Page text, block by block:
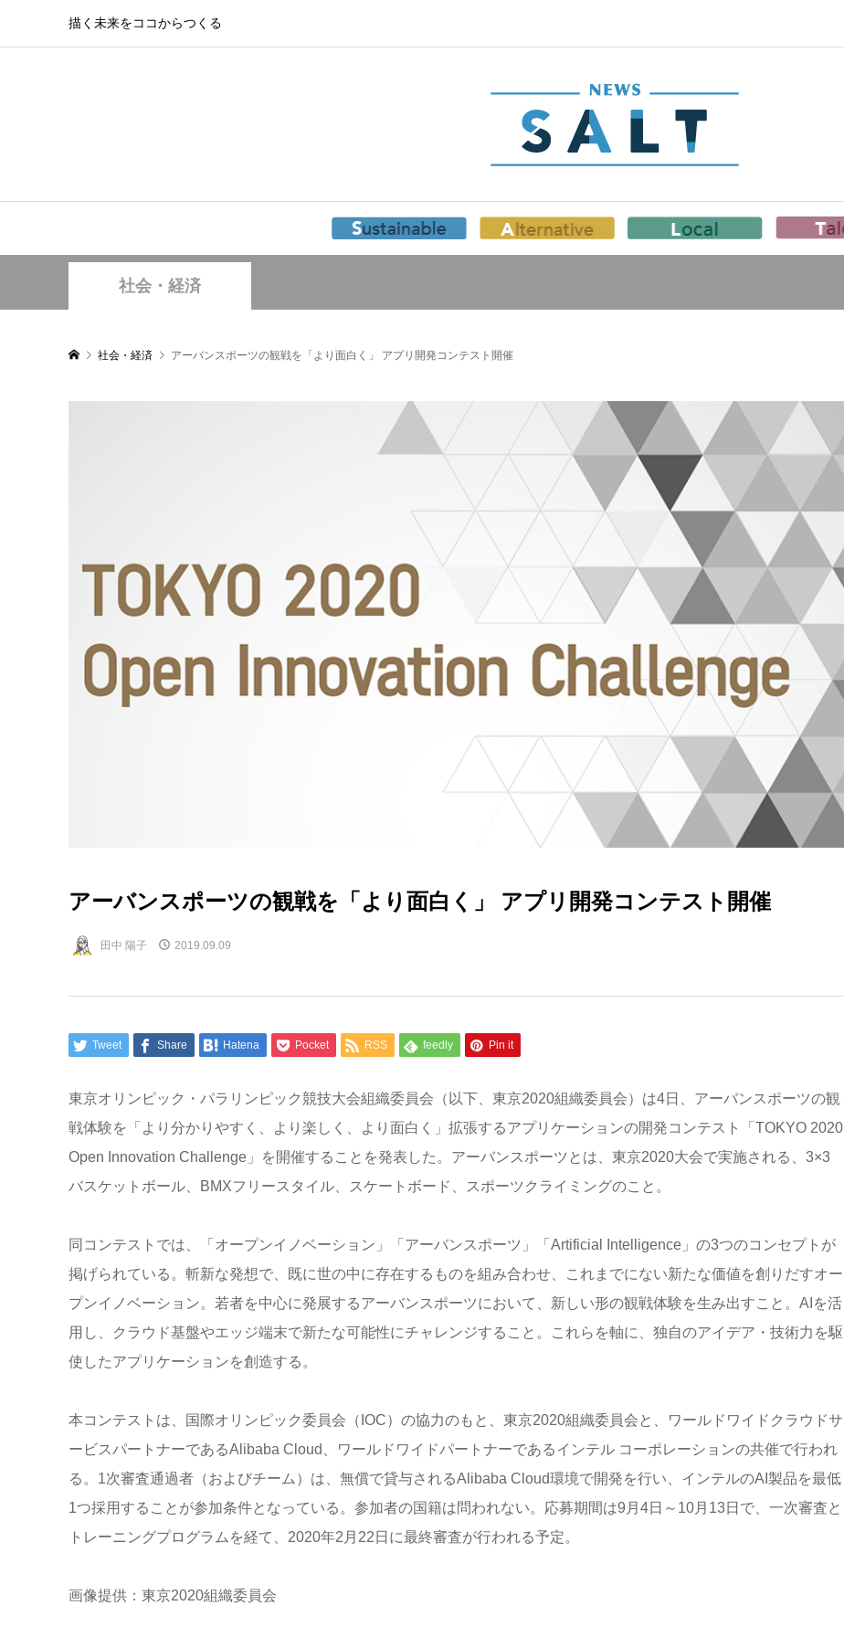
描く未来をココからつくる
社会・経済
社会・経済 アーバンスポーツの観戦を「より面白く」 アプリ開発コンテスト開催
アーバンスポーツの観戦を「より面白く」 アプリ開発コンテスト開催
田中 陽子 2019.09.09
Tweet Share Hatena Pocket RSS feedly Pin it
東京オリンピック・パラリンピック競技大会組織委員会（以下、東京2020組織委員会）は4日、アーバンスポーツの観
戦体験を「より分かりやすく、より楽しく、より面白く」拡張するアプリケーションの開発コンテスト「TOKYO 2020
Open Innovation Challenge」を開催することを発表した。アーバンスポーツとは、東京2020大会で実施される、3×3
バスケットボール、BMXフリースタイル、スケートボード、スポーツクライミングのこと。
同コンテストでは、「オープンイノベーション」「アーバンスポーツ」「Artificial Intelligence」の3つのコンセプトが
掲げられている。斬新な発想で、既に世の中に存在するものを組み合わせ、これまでにない新たな価値を創りだすオー
プンイノベーション。若者を中心に発展するアーバンスポーツにおいて、新しい形の観戦体験を生み出すこと。AIを活
用し、クラウド基盤やエッジ端末で新たな可能性にチャレンジすること。これらを軸に、独自のアイデア・技術力を駆
使したアプリケーションを創造する。
本コンテストは、国際オリンピック委員会（IOC）の協力のもと、東京2020組織委員会と、ワールドワイドクラウドサ
ービスパートナーであるAlibaba Cloud、ワールドワイドパートナーであるインテル コーポレーションの共催で行われ
る。1次審査通過者（およびチーム）は、無償で貸与されるAlibaba Cloud環境で開発を行い、インテルのAI製品を最低
1つ採用することが参加条件となっている。参加者の国籍は問われない。応募期間は9月4日～10月13日で、一次審査と
トレーニングプログラムを経て、2020年2月22日に最終審査が行われる予定。
画像提供：東京2020組織委員会